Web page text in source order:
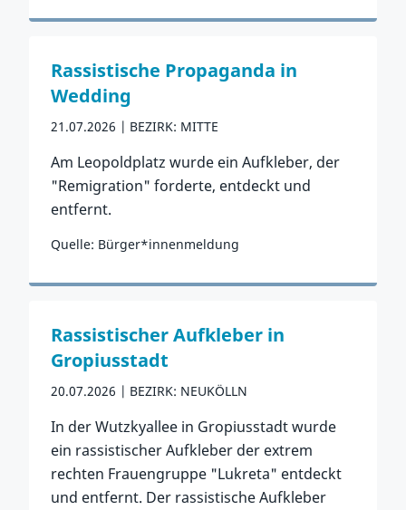
Zum Vorfall
Rassistische Propaganda in
Wedding
21.07.2026 BEZIRK: MITTE
Am Leopoldplatz wurde ein Aufkleber, der
"Remigration" forderte, entdeckt und
entfernt.
Quelle: Bürger*innenmeldung
Zum Vorfall
Rassistischer Aufkleber in
Gropiusstadt
20.07.2026 BEZIRK: NEUKÖLLN
In der Wutzkyallee in Gropiusstadt wurde
ein rassistischer Aufkleber der extrem
rechten Frauengruppe "Lukreta" entdeckt
und entfernt. Der rassistische Aufkleber